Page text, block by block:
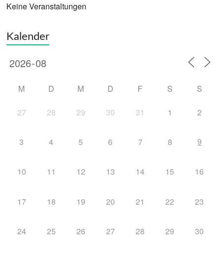
Keine Veranstaltungen
Kalender
M D M D F S S
27 28 29 30 31 1 2
3 4 5 6 7 8 9
10 11 12 13 14 15 16
17 18 19 20 21 22 23
24 25 26 27 28 29 30